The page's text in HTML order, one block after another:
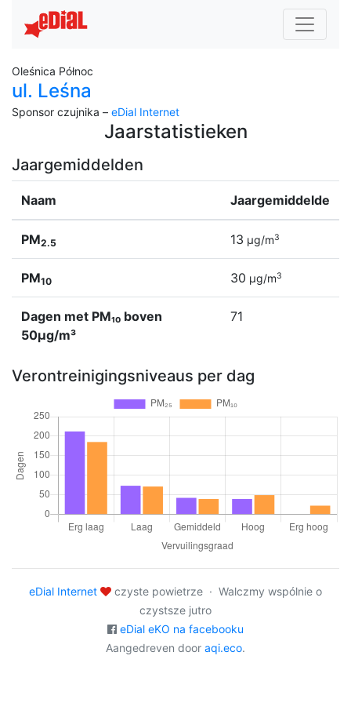
Oleśnica Północ
ul. Leśna
Sponsor czujnika – eDial Internet
Jaarstatistieken
Jaargemiddelden
Naam Jaargemiddelde
PM2.5 13 µg/m3
PM10 30 µg/m3
Dagen met PM₁₀ boven
50µg/m³
71
Verontreinigingsniveaus per dag
eDial Internet
czyste powietrze · Walczmy wspólnie o
czystsze jutro
eDial eKO na facebooku
Aangedreven door aqi.eco.